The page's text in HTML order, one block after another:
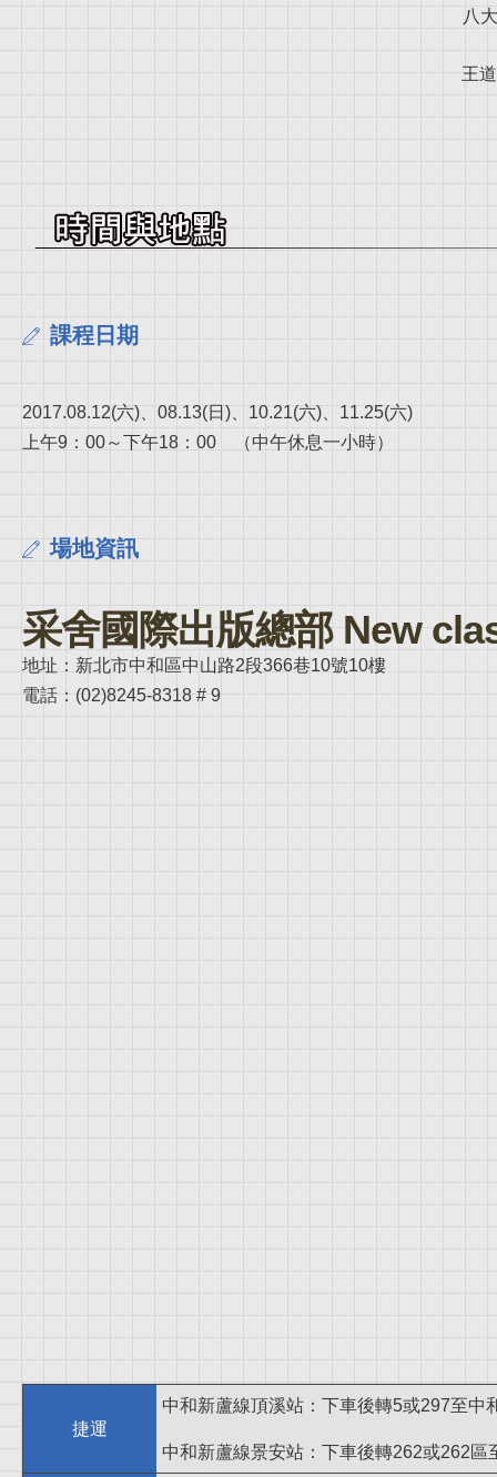
八
王
課程日期
2017.08.12(六)、08.13(日)、10.21(六)、11.25(六)
上午9：00～下午18：00 （中午休息一小時）
場地資訊
采舍國際出版總部 New
地址：新北市中和區中山路2段366巷10號10樓
電話：(02)8245-8318 # 9
捷運
中和新蘆線頂溪站：下車後轉5或297至中
中和新蘆線景安站：下車後轉262或262區